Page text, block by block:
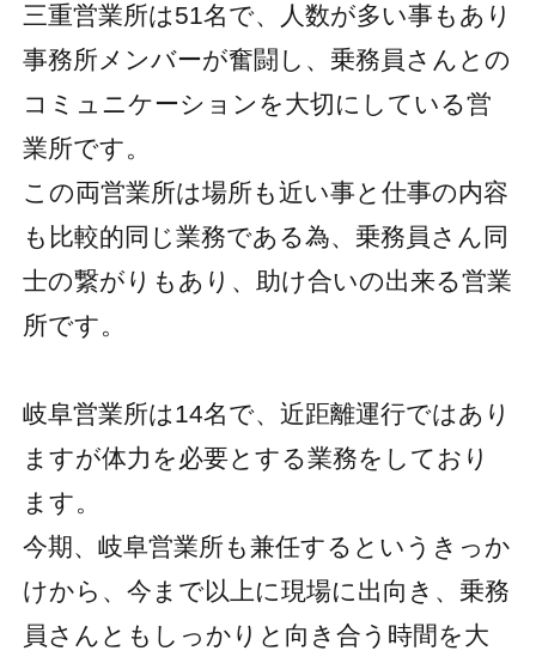
三重営業所は51名で、人数が多い事もあり
事務所メンバーが奮闘し、乗務員さんとの
コミュニケーションを大切にしている営
業所です。
この両営業所は場所も近い事と仕事の内容
も比較的同じ業務である為、乗務員さん同
士の繋がりもあり、助け合いの出来る営業
所です。
岐阜営業所は14名で、近距離運行ではあり
ますが体力を必要とする業務をしており
ます。
今期、岐阜営業所も兼任するというきっか
けから、今まで以上に現場に出向き、乗務
員さんともしっかりと向き合う時間を大